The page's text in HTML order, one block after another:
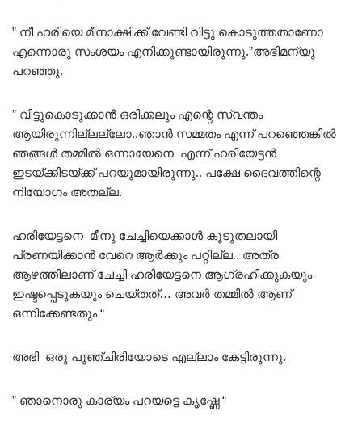
” നീ ഹരിയെ മീനാക്ഷിക്ക് വേണ്ടി വിട്ടു കൊടുത്തതാണോ
എന്നൊരു സംശയം എനിക്കുണ്ടായിരുന്നു.”അഭിമന്യു
പറഞ്ഞു.
” വിട്ടുകൊടുക്കാൻ ഒരിക്കലും എന്റെ സ്വന്തം
ആയിരുന്നില്ലല്ലോ..ഞാൻ സമ്മതം എന്ന് പറഞ്ഞെങ്കിൽ
ഞങ്ങൾ തമ്മിൽ ഒന്നായേനെ എന്ന് ഹരിയേട്ടൻ
ഇടയ്ക്കിടയ്ക്ക് പറയുമായിരുന്നു.. പക്ഷേ ദൈവത്തിന്റെ
നിയോഗം അതല്ല.
ഹരിയേട്ടനെ മീനു ചേച്ചിയെക്കാൾ കൂടുതലായി
പ്രണയിക്കാൻ വേറെ ആർക്കും പറ്റില്ല.. അത്ര
ആഴത്തിലാണ് ചേച്ചി ഹരിയേട്ടനെ ആഗ്രഹിക്കുകയും
ഇഷ്ടപ്പെടുകയും ചെയ്തത്… അവർ തമ്മിൽ ആണ്
ഒന്നിക്കേണ്ടതും “
അഭി ഒരു പുഞ്ചിരിയോടെ എല്ലാം കേട്ടിരുന്നു.
” ഞാനൊരു കാര്യം പറയട്ടെ കൃഷ്ണേ “